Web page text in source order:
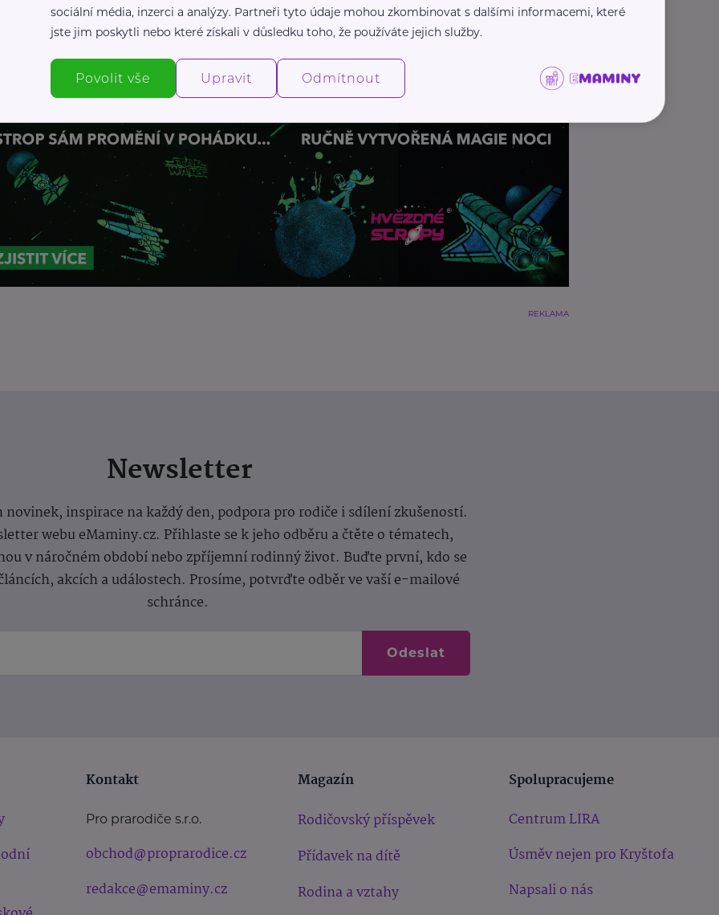
REKLAMA
Newsletter
novinek, inspirace na každý den, podpora pro rodiče i sdílení zkušeností.
webu eMaminy.cz. Přihlaste se k jeho odběru a čtěte o tématech,
v náročném období nebo zpříjemní rodinný život. Buďte první, kdo se
akcích a událostech. Prosíme, potvrďte odběr ve vaší e-mailové
schránce.
Odeslat
Kontakt
Pro prarodiče s.r.o.
obchod@proprarodice.cz
redakce@emaminy.cz
Magazín
Rodičovský příspěvek
Přídavek na dítě
Rodina a vztahy
Spolupracujeme
Centrum LIRA
Úsměv nejen pro Kryštofa
Napsali o nás
sociální média, inzerci a analýzy. Partneři tyto údaje mohou zkombinovat s dalšími informacemi, které
jste jim poskytli nebo které získali v důsledku toho, že používáte jejich služby.
Povolit vše Upravit Odmítnout